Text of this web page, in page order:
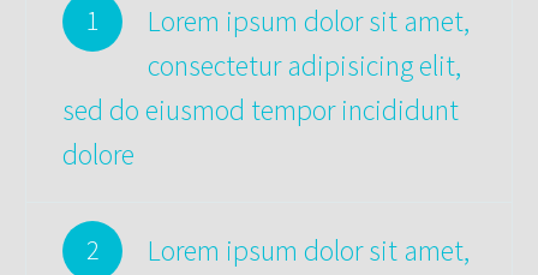
1
Lorem ipsum dolor sit amet,
consectetur adipisicing elit,
sed do eiusmod tempor incididunt
dolore
2
Lorem ipsum dolor sit amet,